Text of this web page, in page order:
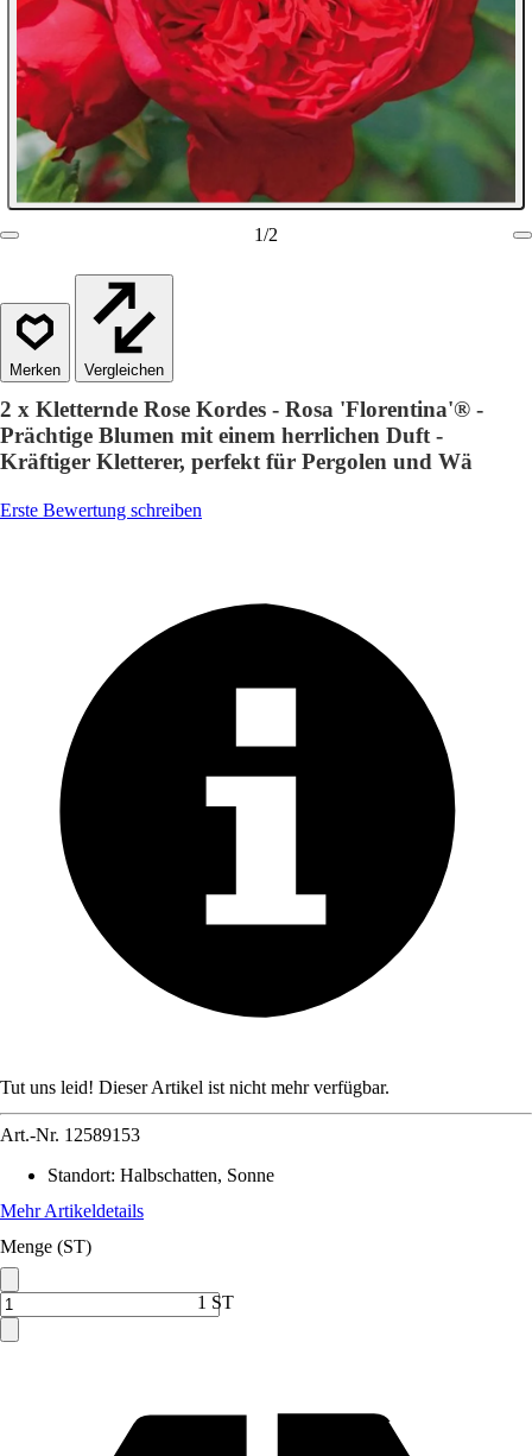
1/2
Vergleichen
2 x Kletternde Rose Kordes - Rosa 'Florentina'® -
Prächtige Blumen mit einem herrlichen Duft -
Kräftiger Kletterer, perfekt für Pergolen und Wä
Erste Bewertung schreiben
Tut uns leid! Dieser Artikel ist nicht mehr verfügbar.
Art.-Nr. 12589153
Standort: Halbschatten, Sonne
Mehr Artikeldetails
Menge (ST)
1 ST